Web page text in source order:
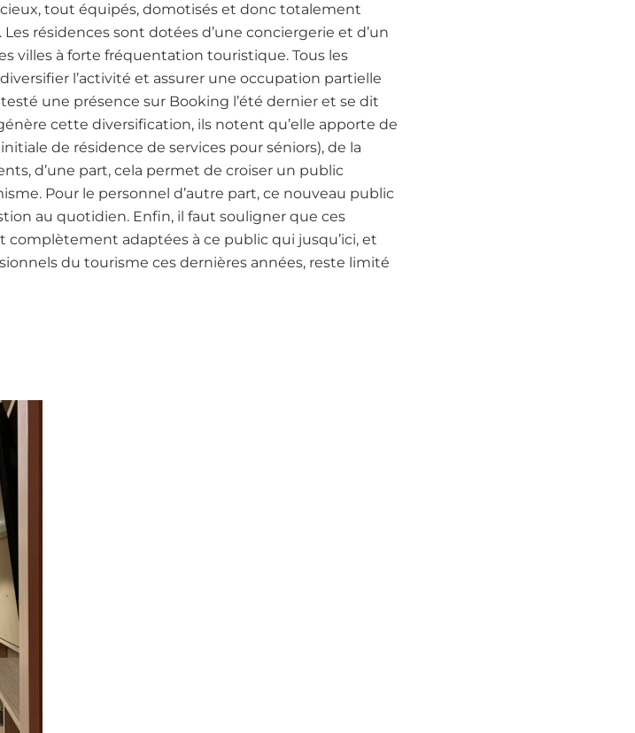
tout équipés, domotisés et donc totalement
résidences sont dotées d’une conciergerie et d’un
villes à forte fréquentation touristique. Tous les
l’activité et assurer une occupation partielle
une présence sur Booking l’été dernier et se dit
cette diversification, ils notent qu’elle apporte de
de résidence de services pour séniors), de la
d’une part, cela permet de croiser un public
Pour le personnel d’autre part, ce nouveau public
au quotidien. Enfin, il faut souligner que ces
complètement adaptées à ce public qui jusqu’ici, et
du tourisme ces dernières années, reste limité